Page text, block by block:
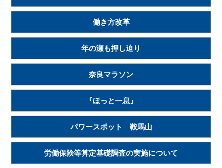
働き方改革
年の瀬も押し迫り
奈良マラソン
『ほっと一息』
パワースポット 鞍馬山
労働保険等算定基礎調査の実施について